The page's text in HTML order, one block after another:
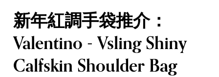
新年紅調手袋推介：
Valentino - Vsling Shiny
Calfskin Shoulder Bag